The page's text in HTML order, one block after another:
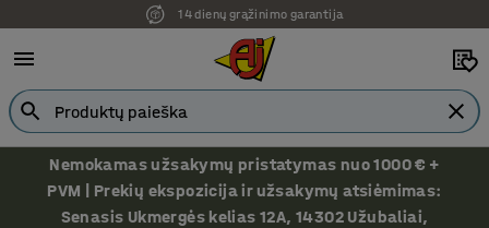
14 dienų grąžinimo garantija
Nemokamas užsakymų pristatymas nuo 1000 € +
PVM | Prekių ekspozicija ir užsakymų atsiėmimas:
Senasis Ukmergės kelias 12A, 14302 Užubaliai,